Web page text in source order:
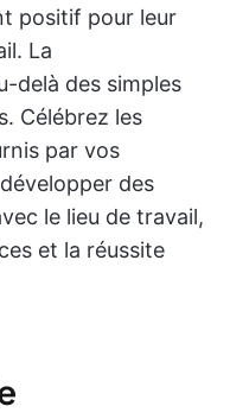
positif pour leur
La
delà des simples
Célébrez les
par vos
des
le lieu de travail,
et la réussite